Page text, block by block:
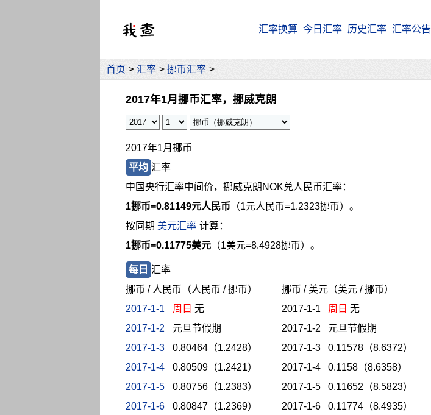
汇率换算 今日汇率 历史汇率 汇率公告
首页 > 汇率 > 挪币汇率 >
2017年1月挪币汇率，挪威克朗
2017年1月挪币
平均 汇率
中国央行汇率中间价，挪威克朗NOK兑人民币汇率：
1挪币=0.81149元人民币 （1元人民币=1.2323挪币）。
按同期 美元汇率 计算：
1挪币=0.11775美元 （1美元=8.4928挪币）。
每日 汇率
挪币 / 人民币（人民币 / 挪币）
2017-1-1
周日 无
2017-1-2
元旦节假期
2017-1-3
0.80464（1.2428）
2017-1-4
0.80509（1.2421）
2017-1-5
0.80756（1.2383）
2017-1-6
0.80847（1.2369）
挪币 / 美元（美元 / 挪币）
2017-1-1 周日 无
2017-1-2 元旦节假期
2017-1-3 0.11578（8.6372）
2017-1-4 0.1158（8.6358）
2017-1-5 0.11652（8.5823）
2017-1-6 0.11774（8.4935）